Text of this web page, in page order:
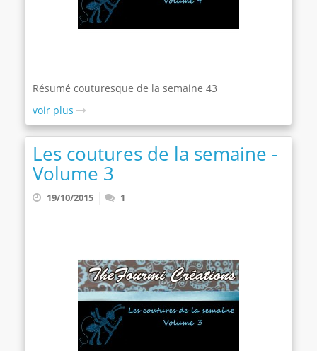
Résumé couturesque de la semaine 43
voir plus
Les coutures de la semaine -
Volume 3
19/10/2015 1